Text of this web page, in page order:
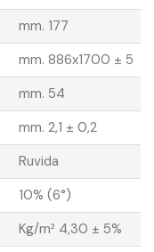
mm. 177
mm. 886x1700 ± 5
mm. 54
mm. 2,1 ± 0,2
Ruvida
10% (6°)
Kg/m² 4,30 ± 5%